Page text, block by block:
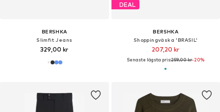
BERSHKA
Slimfit Jeans
329,00 kr
DEAL
BERSHKA
Shoppingväska 'BRASIL'
207,20 kr
Senaste lägsta pris:259,00 kr-20%